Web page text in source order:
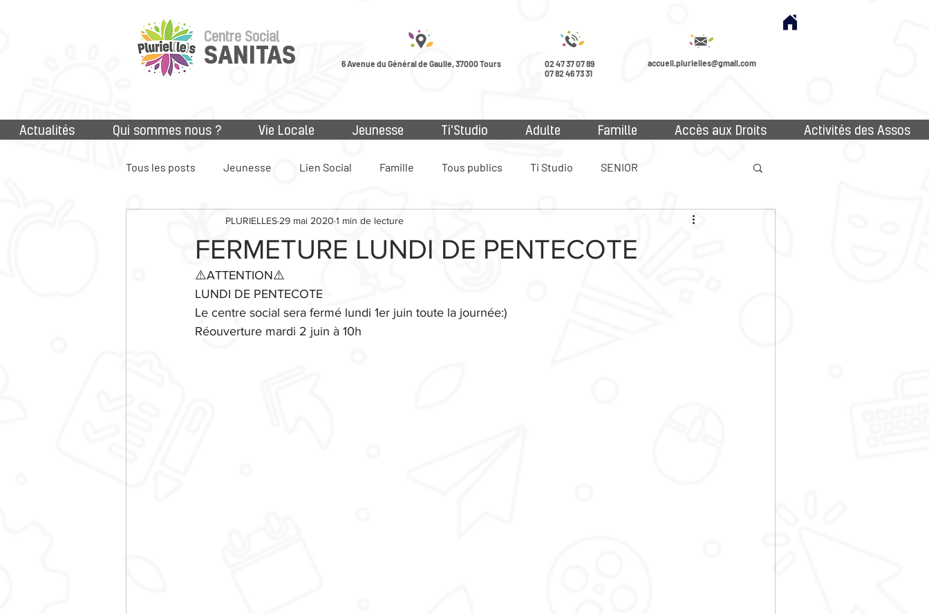
Centre Social
SANITAS 6 Avenue du Général de Gaulle, 37000 Tours
02 47 37 07 89
07 82 46 73 31
accueil.plurielles@gmail.com
Actualités Qui sommes nous ? Vie Locale Jeunesse Ti'Studio Adulte Famille Accès aux Droits Activités des Assos
Tous les posts Jeunesse Lien Social Famille Tous publics Ti Studio SENIOR
Accès aux droits Numérique
FERMETURE LUNDI DE PENTECOTE
PLURIELLES 29 mai 2020 1 min de lecture
⚠️ATTENTION⚠️
LUNDI DE PENTECOTE
Le centre social sera fermé lundi 1er juin toute la journée:)
Réouverture mardi 2 juin à 10h